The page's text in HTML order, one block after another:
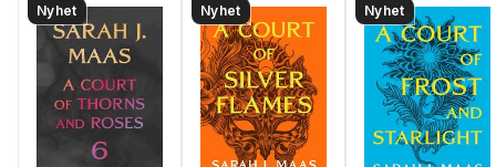
Nyhet Nyhet Nyhet